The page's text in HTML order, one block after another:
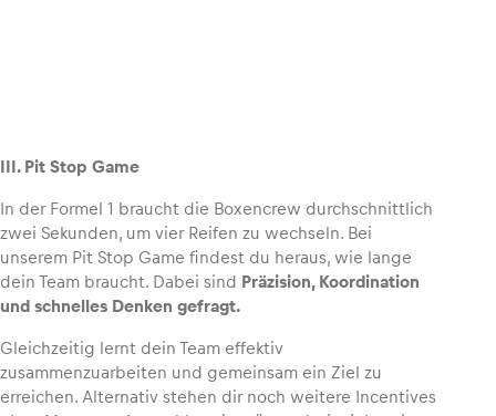
III. Pit Stop Game
In der Formel 1 braucht die Boxencrew durchschnittlich
zwei Sekunden, um vier Reifen zu wechseln. Bei
unserem Pit Stop Game findest du heraus, wie lange
dein Team braucht. Dabei sind Präzision, Koordination
und schnelles Denken gefragt.
Gleichzeitig lernt dein Team effektiv
zusammenzuarbeiten und gemeinsam ein Ziel zu
erreichen. Alternativ stehen dir noch weitere Incentives